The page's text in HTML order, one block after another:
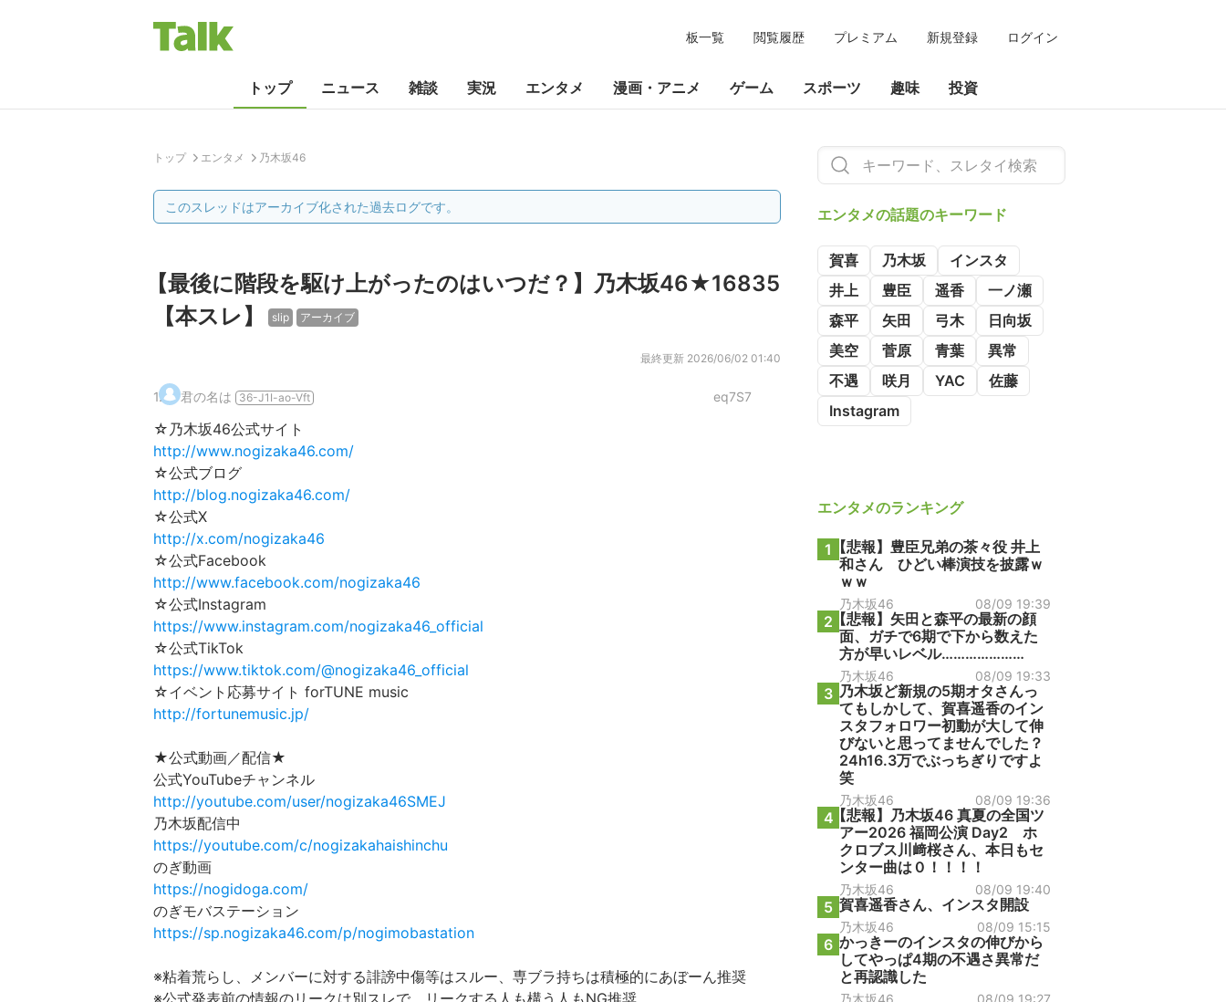
板一覧 閲覧履歴 プレミアム 新規登録 ログイン
トップ ニュース 雑談 実況 エンタメ 漫画・アニメ ゲーム スポーツ 趣味 投資
トップ エンタメ 乃木坂46
このスレッドはアーカイブ化された過去ログです。
【最後に階段を駆け上がったのはいつだ？】乃木坂46★16835
【本スレ】
slip アーカイブ
最終更新 2026/06/02 01:40
1. 君の名は 36-J1I-ao-Vft eq7S7
☆乃木坂46公式サイト
http://www.nogizaka46.com/
☆公式ブログ
http://blog.nogizaka46.com/
☆公式X
http://x.com/nogizaka46
☆公式Facebook
http://www.facebook.com/nogizaka46
☆公式Instagram
https://www.instagram.com/nogizaka46_official
☆公式TikTok
https://www.tiktok.com/@nogizaka46_official
☆イベント応募サイト forTUNE music
http://fortunemusic.jp/
★公式動画／配信★
公式YouTubeチャンネル
http://youtube.com/user/nogizaka46SMEJ
乃木坂配信中
https://youtube.com/c/nogizakahaishinchu
のぎ動画
https://nogidoga.com/
のぎモバステーション
https://sp.nogizaka46.com/p/nogimobastation
※粘着荒らし、メンバーに対する誹謗中傷等はスルー、専ブラ持ちは積極的にあぼーん推奨
エンタメの話題のキーワード
賀喜 乃木坂
インスタ
井上
豊臣 遥香
一ノ瀬
森平
矢田 弓木
日向坂
美空
菅原 青葉
異常
不遇
咲月 YAC
佐藤
Instagram
エンタメのランキング
1 【悲報】豊臣兄弟の茶々役 井上
和さん ひどい棒演技を披露ｗ
ｗｗ
乃木坂46 08/09 19:39
2 【悲報】矢田と森平の最新の顔
面、ガチで6期で下から数えた
方が早いレベル…………………
乃木坂46 08/09 19:33
3 乃木坂ど新規の5期オタさんっ
てもしかして、賀喜遥香のイン
スタフォロワー初動が大して伸
びないと思ってませんでした？
24h16.3万でぶっちぎりですよ
笑
乃木坂46 08/09 19:36
4【悲報】乃木坂46 真夏の全国ツ
アー2026 福岡公演 Day2 ホ
クロブス川﨑桜さん、本日もセ
ンター曲は０！！！！
乃木坂46 08/09 19:40
5 賀喜遥香さん、インスタ開設
乃木坂46 08/09 15:15
6 かっきーのインスタの伸びから
してやっぱ4期の不遇さ異常だ
と再認識した
乃木坂46 08/09 19:27